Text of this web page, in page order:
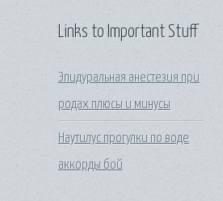
Links to Important Stuff
Эпидуральная анестезия при
родах плюсы и минусы
Наутилус прогулки по воде
аккорды бой